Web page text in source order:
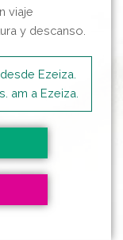
viaje
y descanso.
Ezeiza.
am a Ezeiza.